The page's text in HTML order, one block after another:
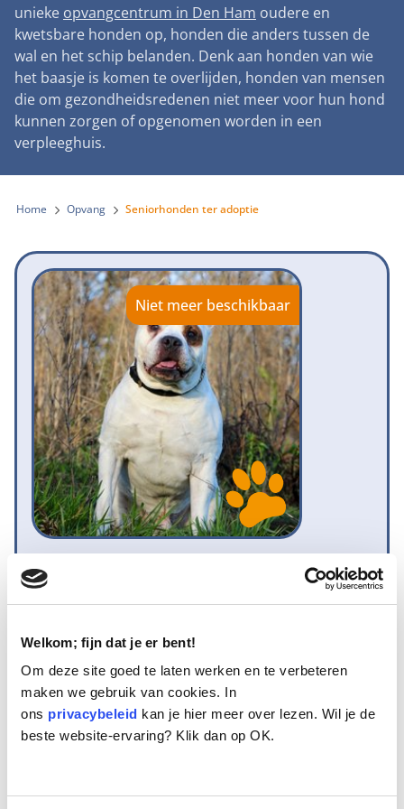
Welkom; fijn dat je er bent!
Om deze site goed te laten werken en te verbeteren
maken we gebruik van cookies. In
ons privacybeleid kan je hier meer over lezen. Wil je de
beste website-ervaring? Klik dan op OK.
Landelijke registratie bijtincidenten
Verantwoord fokbeleid
Landelijk vuurwerkverbod
Verplichte pre-aanschaf cursus
Gemeentelijk meldpunt bijtincidenten
Bescherming tegen grasaren
Lezingen
Symposium Gemeentelijk Dierenbeleid
Teken onze petitie
Steun als bedrijf
Adopteer een seniorhond
Sponsor een seniorhond
Steun als vrijwilliger
Honden voor Honden Loop
Vraag een donatiebox aan
Wat wij doen
Onze organisatie
Samenwerking
Jaarverslag
Vacatures
Donateursmagazine Hond
Onze successen voor honden
Contactgegevens
Pers
Nieuws
Nieuwsbrief
Incassodata
Zoeken
unieke opvangcentrum in Den Ham oudere en
kwetsbare honden op, honden die anders tussen de
wal en het schip belanden. Denk aan honden van wie
het baasje is komen te overlijden, honden van mensen
die om gezondheidsredenen niet meer voor hun hond
kunnen zorgen of opgenomen worden in een
verpleeghuis.
Home Opvang Seniorhonden ter adoptie
Niet meer beschikbaar
Naam:
Leeftijd:
Ras/type: Old English Bulldog
Reden opvang: Past niet meer in het gezin
Hoeveel dagen te gast geweest: 80 dagen
Deze lieve Old English Bulldog is Boaz! Hij is op zoek